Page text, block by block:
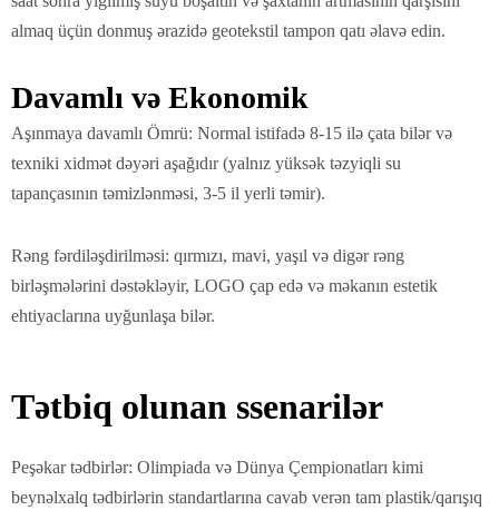
almaq üçün donmuş ərazidə geotekstil tampon qatı əlavə edin.
Davamlı və Ekonomik
Aşınmaya davamlı Ömrü: Normal istifadə 8-15 ilə çata bilər və
texniki xidmət dəyəri aşağıdır (yalnız yüksək təzyiqli su
tapançasının təmizlənməsi, 3-5 il yerli təmir).
Rəng fərdiləşdirilməsi: qırmızı, mavi, yaşıl və digər rəng
birləşmələrini dəstəkləyir, LOGO çap edə və məkanın estetik
ehtiyaclarına uyğunlaşa bilər.
Tətbiq olunan ssenarilər
Peşəkar tədbirlər: Olimpiada və Dünya Çempionatları kimi
beynəlxalq tədbirlərin standartlarına cavab verən tam plastik/qarışıq